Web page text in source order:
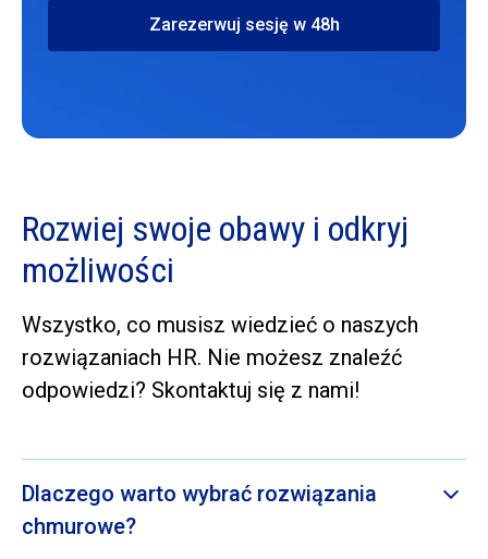
Rozwiej swoje obawy i odkryj
możliwości
Wszystko, co musisz wiedzieć o naszych
rozwiązaniach HR. Nie możesz znaleźć
odpowiedzi? Skontaktuj się z nami!
Dlaczego warto wybrać rozwiązania
chmurowe?